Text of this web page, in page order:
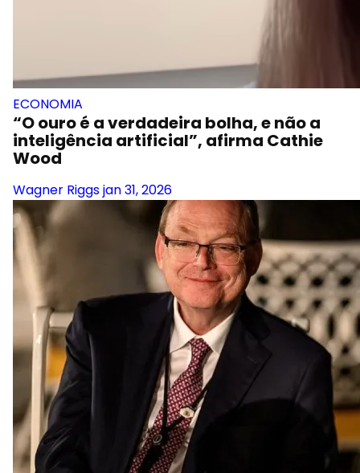
ECONOMIA
“O ouro é a verdadeira bolha, e não a
inteligência artificial”, afirma Cathie
Wood
Wagner Riggsjan 31, 2026